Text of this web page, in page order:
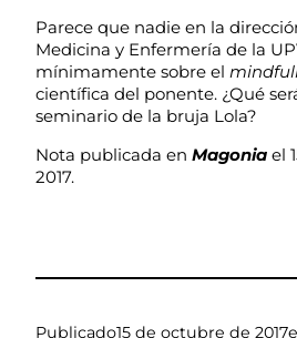
Parece que nadie en la
Medicina y Enfermería de la
mínimamente sobre el
científica del ponente. ¿Qué
seminario de la bruja Lola?
Nota publicada en Magonia el
2017.
Publicado15 de octubre de 2017